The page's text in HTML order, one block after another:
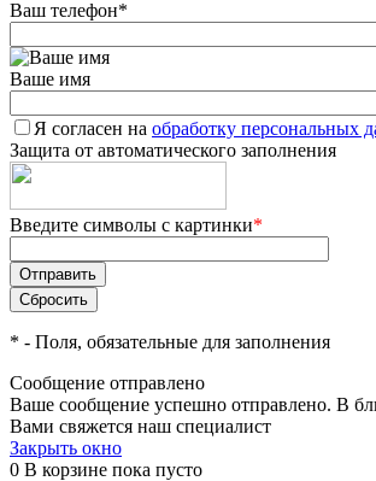
Ваш телефон*
Ваше имя
Я согласен на обработку персональных
Защита от автоматического заполнения
Введите символы с картинки*
* - Поля, обязательные для заполнения
Сообщение отправлено
Ваше сообщение успешно отправлено. В
Вами свяжется наш специалист
Закрыть окно
0 В корзине пока пусто